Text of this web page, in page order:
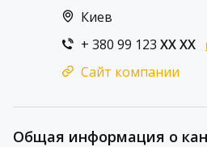
Киев
+ 380 99 123 XX XX
Сайт компании
Общая информация о